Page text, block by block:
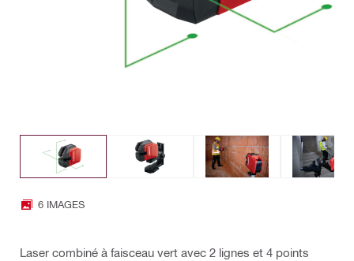
6 IMAGES
Laser combiné à faisceau vert avec 2 lignes et 4 points